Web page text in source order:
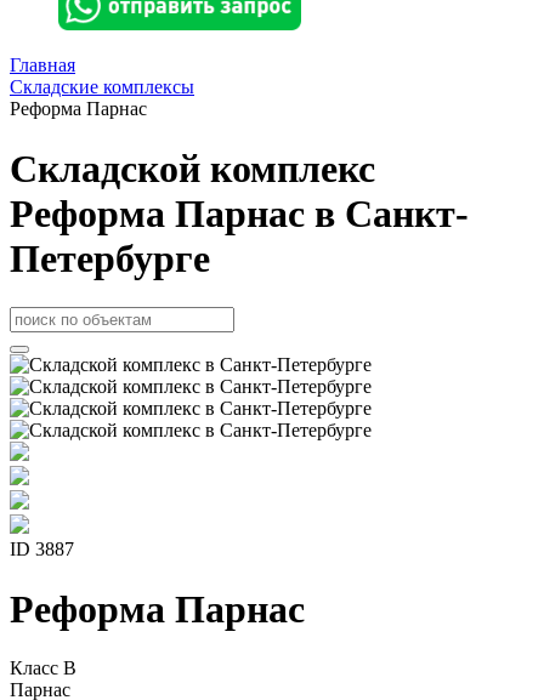
Главная
Складские комплексы
Реформа Парнас
Складской комплекс
Реформа Парнас в Санкт-
Петербурге
ID 3887
Реформа Парнас
Класс B
Парнас